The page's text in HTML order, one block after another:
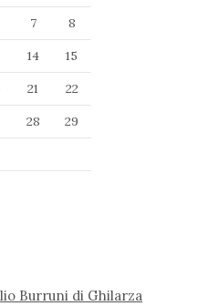
7
8
14
15
21
22
28
29
Burruni di Ghilarza